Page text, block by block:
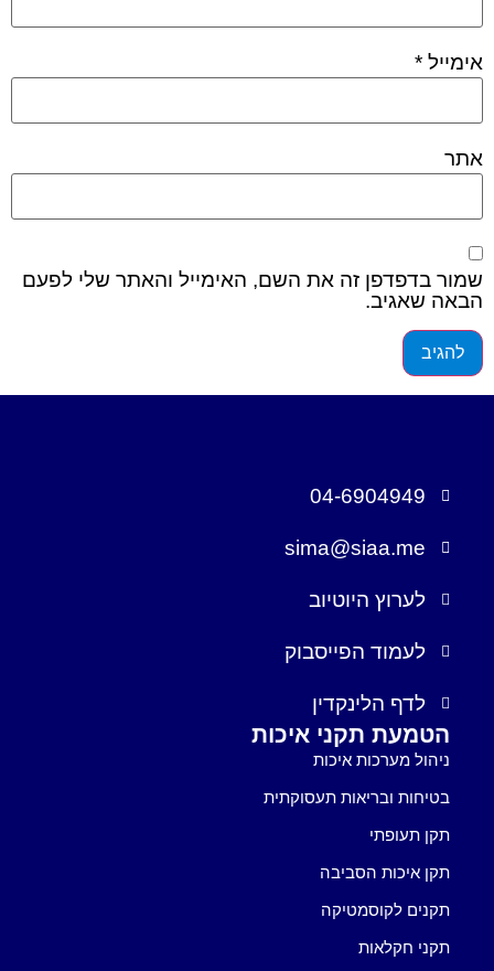
אימייל *
אתר
שמור בדפדפן זה את השם, האימייל והאתר שלי לפעם
הבאה שאגיב.
04-6904949
sima@siaa.me
לערוץ היוטיוב
לעמוד הפייסבוק
לדף הלינקדין
הטמעת תקני איכות
ניהול מערכות איכות
בטיחות ובריאות תעסוקתית
תקן תעופתי
תקן איכות הסביבה
תקנים לקוסמטיקה
תקני חקלאות